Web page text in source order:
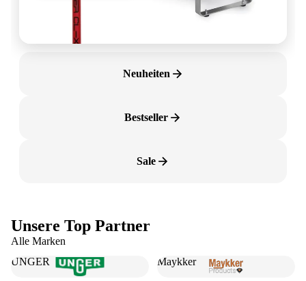
Neuheiten
Bestseller
Sale
Unsere Top Partner
Alle Marken
UNGER
Maykker